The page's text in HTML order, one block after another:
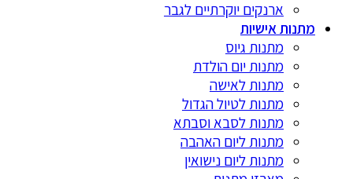
ארנקים יוקרתיים לגבר
מתנות אישיות
מתנות גיוס
מתנות יום הולדת
מתנות לאישה
מתנות לטיול הגדול
מתנות לסבא וסבתא
מתנות ליום האהבה
מתנות ליום נישואין